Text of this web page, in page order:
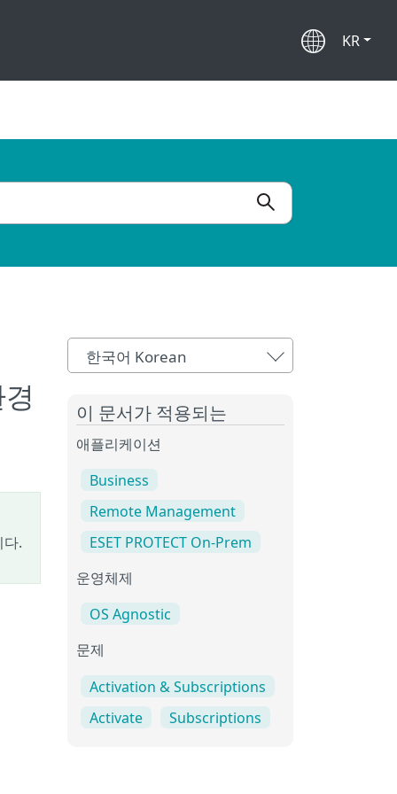
KR
.
한국어 Korean
이 문서가 적용되는
애플리케이션
Business
Remote Management
ESET PROTECT On-Prem
운영체제
OS Agnostic
문제
Activation & Subscriptions
Activate
Subscriptions